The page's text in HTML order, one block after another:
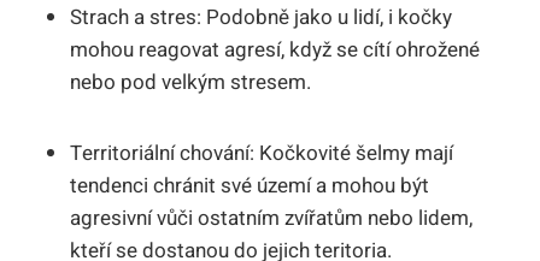
Strach a stres: Podobně jako u lidí, i kočky
mohou reagovat agresí, když se cítí ohrožené
nebo pod velkým stresem.
Territoriální chování: Kočkovité šelmy mají
tendenci chránit své území a mohou být
agresivní vůči ostatním zvířatům nebo lidem,
kteří se dostanou do jejich teritoria.